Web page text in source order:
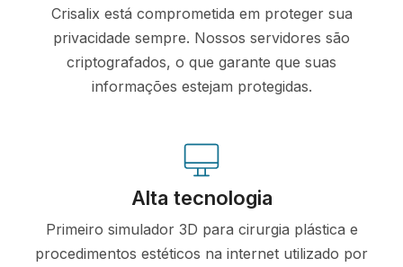
Crisalix está comprometida em proteger sua
privacidade sempre. Nossos servidores são
criptografados, o que garante que suas
informações estejam protegidas.
Alta tecnologia
Primeiro simulador 3D para cirurgia plástica e
procedimentos estéticos na internet utilizado por